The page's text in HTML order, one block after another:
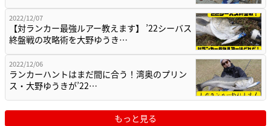
2022/12/07
【対ランカー最強ルアー教えます】 ’22シーバス
終盤戦の攻略術を大野ゆうき…
2022/12/06
ランカーハントはまだ間に合う！湾奥のプリン
ス・大野ゆうきが’22…
もっと見る